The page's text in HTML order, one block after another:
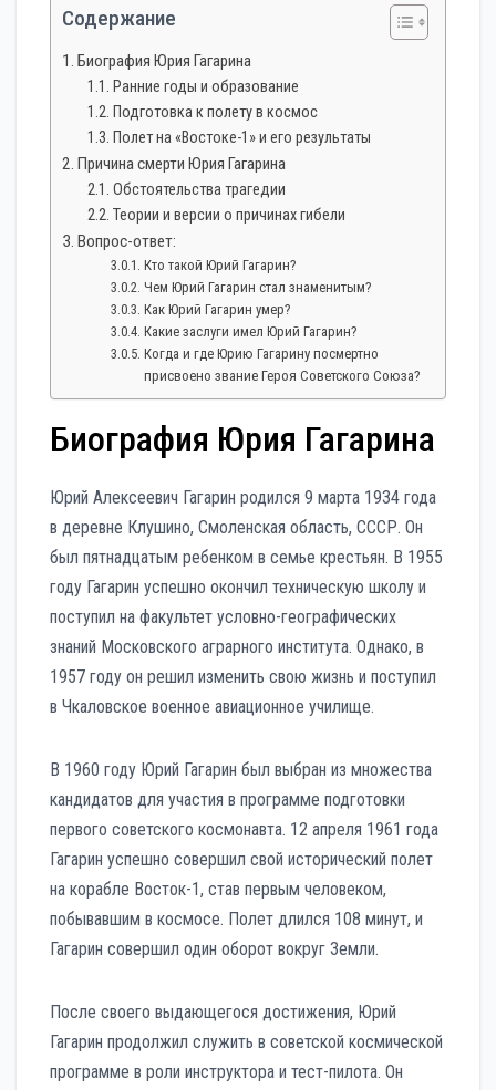
Содержание
Биография Юрия Гагарина
Ранние годы и образование
Подготовка к полету в космос
Полет на «Востоке-1» и его результаты
Причина смерти Юрия Гагарина
Обстоятельства трагедии
Теории и версии о причинах гибели
Вопрос-ответ:
Кто такой Юрий Гагарин?
Чем Юрий Гагарин стал знаменитым?
Как Юрий Гагарин умер?
Какие заслуги имел Юрий Гагарин?
Когда и где Юрию Гагарину посмертно
присвоено звание Героя Советского Союза?
Биография Юрия Гагарина
Юрий Алексеевич Гагарин родился 9 марта 1934 года
в деревне Клушино, Смоленская область, СССР. Он
был пятнадцатым ребенком в семье крестьян. В 1955
году Гагарин успешно окончил техническую школу и
поступил на факультет условно-географических
знаний Московского аграрного института. Однако, в
1957 году он решил изменить свою жизнь и поступил
в Чкаловское военное авиационное училище.
В 1960 году Юрий Гагарин был выбран из множества
кандидатов для участия в программе подготовки
первого советского космонавта. 12 апреля 1961 года
Гагарин успешно совершил свой исторический полет
на корабле Восток-1, став первым человеком,
побывавшим в космосе. Полет длился 108 минут, и
Гагарин совершил один оборот вокруг Земли.
После своего выдающегося достижения, Юрий
Гагарин продолжил служить в советской космической
программе в роли инструктора и тест-пилота. Он